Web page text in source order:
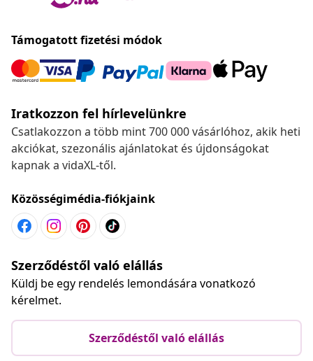
Támogatott fizetési módok
Iratkozzon fel hírlevelünkre
Csatlakozzon a több mint 700 000 vásárlóhoz, akik heti
akciókat, szezonális ajánlatokat és újdonságokat
kapnak a vidaXL-től.
Közösségimédia-fiókjaink
Szerződéstől való elállás
Küldj be egy rendelés lemondására vonatkozó
kérelmet.
Szerződéstől való elállás